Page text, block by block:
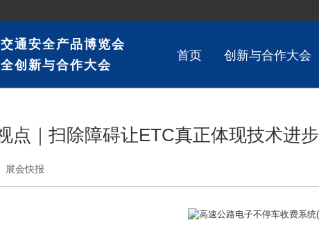
通安全产品博览会
创新与合作大会
首页 创新与合作大会
点｜扫除障碍让ETC真正体现技术进步
展会快报